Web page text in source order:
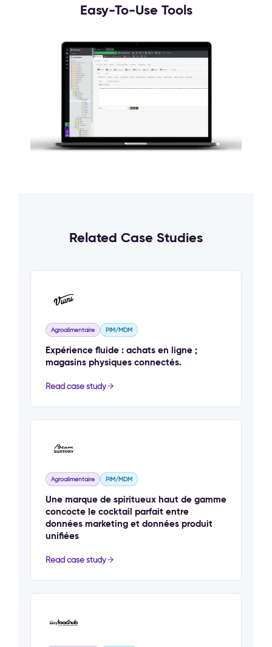
Easy-To-Use Tools
Related Case Studies
Agroalimentaire PIM/MDM
Expérience fluide : achats en ligne ;
magasins physiques connectés.
Read case study
Agroalimentaire PIM/MDM
Une marque de spiritueux haut de gamme
concocte le cocktail parfait entre
données marketing et données produit
unifiées
Read case study